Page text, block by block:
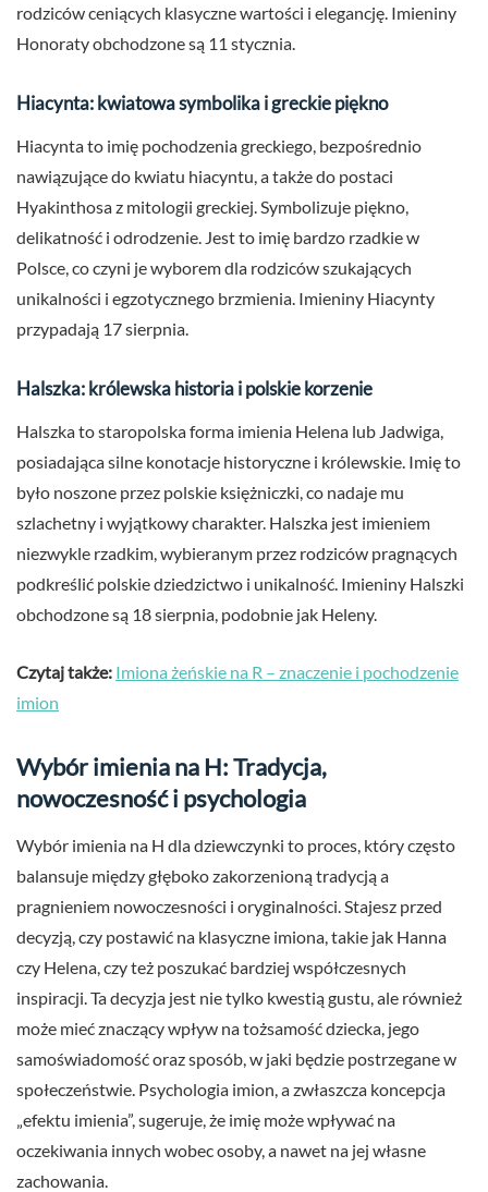
rodziców ceniących klasyczne wartości i elegancję. Imieniny
Honoraty obchodzone są 11 stycznia.
Hiacynta: kwiatowa symbolika i greckie piękno
Hiacynta to imię pochodzenia greckiego, bezpośrednio
nawiązujące do kwiatu hiacyntu, a także do postaci
Hyakinthosa z mitologii greckiej. Symbolizuje piękno,
delikatność i odrodzenie. Jest to imię bardzo rzadkie w
Polsce, co czyni je wyborem dla rodziców szukających
unikalności i egzotycznego brzmienia. Imieniny Hiacynty
przypadają 17 sierpnia.
Halszka: królewska historia i polskie korzenie
Halszka to staropolska forma imienia Helena lub Jadwiga,
posiadająca silne konotacje historyczne i królewskie. Imię to
było noszone przez polskie księżniczki, co nadaje mu
szlachetny i wyjątkowy charakter. Halszka jest imieniem
niezwykle rzadkim, wybieranym przez rodziców pragnących
podkreślić polskie dziedzictwo i unikalność. Imieniny Halszki
obchodzone są 18 sierpnia, podobnie jak Heleny.
Czytaj także: Imiona żeńskie na R – znaczenie i pochodzenie
imion
Wybór imienia na H: Tradycja,
nowoczesność i psychologia
Wybór imienia na H dla dziewczynki to proces, który często
balansuje między głęboko zakorzenioną tradycją a
pragnieniem nowoczesności i oryginalności. Stajesz przed
decyzją, czy postawić na klasyczne imiona, takie jak Hanna
czy Helena, czy też poszukać bardziej współczesnych
inspiracji. Ta decyzja jest nie tylko kwestią gustu, ale również
może mieć znaczący wpływ na tożsamość dziecka, jego
samoświadomość oraz sposób, w jaki będzie postrzegane w
społeczeństwie. Psychologia imion, a zwłaszcza koncepcja
„efektu imienia”, sugeruje, że imię może wpływać na
oczekiwania innych wobec osoby, a nawet na jej własne
zachowania.